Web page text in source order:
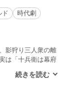
ド 時代劇
影狩り三人衆の離
は「十兵衛は幕府
信じ込んだ日光、
クス『影狩り